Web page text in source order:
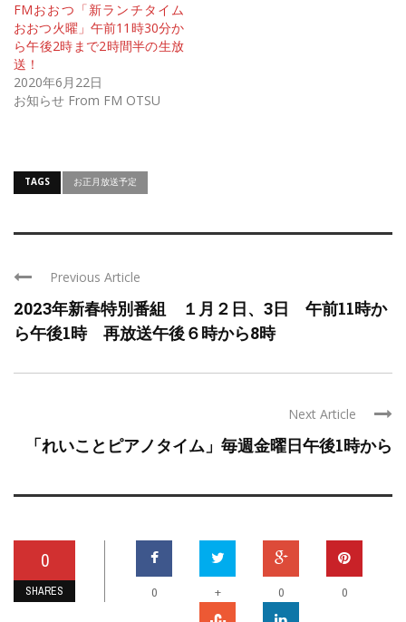
FMおおつ「新ランチタイム
おおつ火曜」午前11時30分か
ら午後2時まで2時間半の生放
送！
2020年6月22日
お知らせ From FM OTSU
TAGS お正月放送予定
Previous Article
2023年新春特別番組 １月２日、3日 午前11時か
ら午後1時 再放送午後６時から8時
Next Article
「れいことピアノタイム」毎週金曜日午後1時から
0
SHARES 0 + 0 0